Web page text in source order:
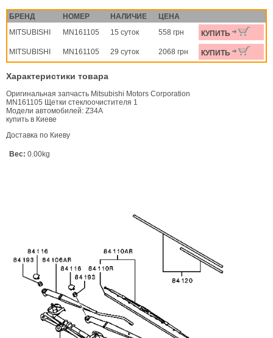
БРЕНД НОМЕР НАЛИЧИЕ
ЦЕНА
MITSUBISHI
MN161105 15 суток 558 грн КУПИТЬ
MITSUBISHI MN161105 29 суток 2068 грн КУПИТЬ
Характеристики товара
Оригинальная запчасть Mitsubishi Motors Corporation
MN161105 Щетки стеклоочистителя 1
Модели автомобилей: Z34A
купить в Киеве
Доставка по Киеву
Вес: 0.00kg